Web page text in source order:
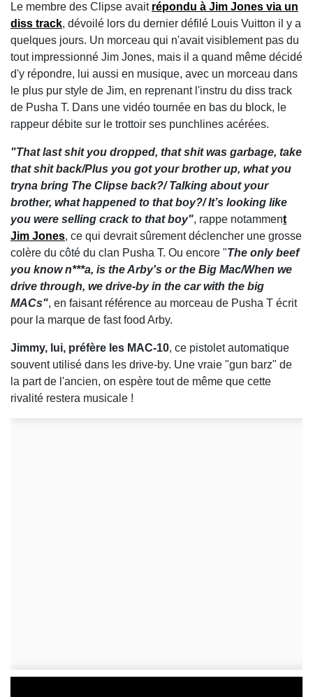
Le membre des Clipse avait répondu à Jim Jones via un
diss track, dévoilé lors du dernier défilé Louis Vuitton il y a
quelques jours. Un morceau qui n'avait visiblement pas du
tout impressionné Jim Jones, mais il a quand même décidé
d'y répondre, lui aussi en musique, avec un morceau dans
le plus pur style de Jim, en reprenant l'instru du diss track
de Pusha T. Dans une vidéo tournée en bas du block, le
rappeur débite sur le trottoir ses punchlines acérées.
"That last shit you dropped, that shit was garbage, take
that shit back/Plus you got your brother up, what you
tryna bring The Clipse back?/ Talking about your
brother, what happened to that boy?/ It’s looking like
you were selling crack to that boy", rappe notamment
Jim Jones, ce qui devrait sûrement déclencher une grosse
colère du côté du clan Pusha T. Ou encore "The only beef
you know n***a, is the Arby's or the Big Mac/When we
drive through, we drive-by in the car with the big
MACs", en faisant référence au morceau de Pusha T écrit
pour la marque de fast food Arby.
Jimmy, lui, préfère les MAC-10, ce pistolet automatique
souvent utilisé dans les drive-by. Une vraie "gun barz" de
la part de l'ancien, on espère tout de même que cette
rivalité restera musicale !